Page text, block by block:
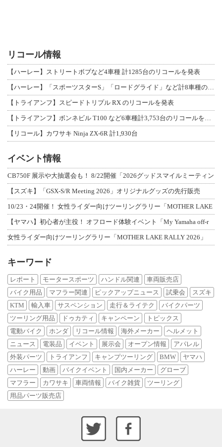
リコール情報
【ハーレー】ストリートボブなど4車種 計1285台のリコールを発表
【ハーレー】「スポーツスターS」「ロードグライド」など計8車種のリコールを発表
【トライアンフ】スピードトリプル RX のリコールを発表
【トライアンフ】ボンネビル T100 など6車種計3,753台のリコールを発表
【リコール】カワサキ Ninja ZX-6R 計1,930台
イベント情報
CB750F 展示や大抽選会も！ 8/22開催「2026グッドスマイルミーティン
【スズキ】「GSX-S/R Meeting 2026」オリジナルグッズの先行販売
10/23・24開催！ 女性ライダー向けツーリングラリー「MOTHER LAKE
【ヤマハ】初心者が主役！ オフロード体験イベント「My Yamaha off-r
女性ライダー向けツーリングラリー「MOTHER LAKE RALLY 2026」
キーワード
レポート モータースポーツ ハンドル関連
車両販売店
バイク用品
マフラー関連 ピックアップニュース 試乗会
スズキ
KTM
輸入車 サスペンション 走行＆ライテク
バイクパーツ
ツーリング用品
ドゥカティ キャンペーン
トピックス
電動バイク
ホンダ リコール情報 海外メーカー
ヘルメット
ニュース
電装品 イベント 展示会 オープン情報
アパレル
外装パーツ
トライアンフ キャンプツーリング BMW
ヤマハ
ハーレー
動画 バイクイベント 国内メーカー
グローブ
マフラー
カワサキ 車両情報 バイク雑貨
ツーリング
用品パーツ販売店